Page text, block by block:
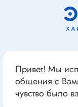
Привет! Мы
общения с
чувство было